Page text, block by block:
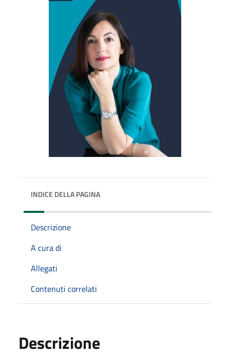
INDICE DELLA PAGINA
Descrizione
A cura di
Allegati
Contenuti correlati
Descrizione